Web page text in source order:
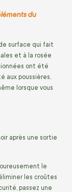
du
surface qui fait
et à la rosée
ont été
aux poussières,
lorsque vous
après une sortie
le
les croûtes
passez une